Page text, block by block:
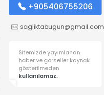
+905406755206
sagliktabugun@gmail.com
Sitemizde yayımlanan
haber ve görseller kaynak
gösterilmeden
kullanılamaz.